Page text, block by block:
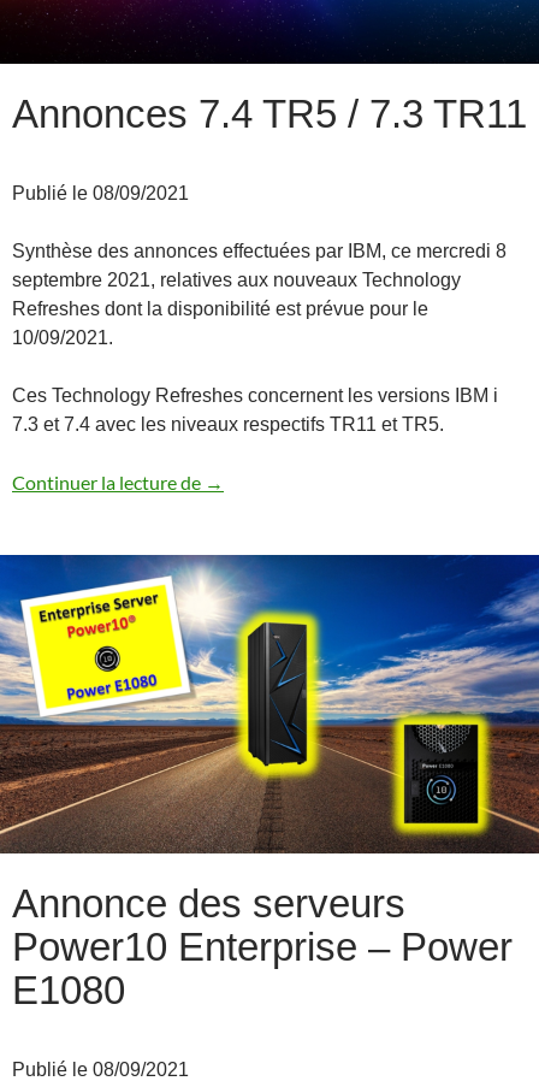
Annonces 7.4 TR5 / 7.3 TR11
Publié le 08/09/2021
Synthèse des annonces effectuées par IBM, ce mercredi 8
septembre 2021, relatives aux nouveaux Technology
Refreshes dont la disponibilité est prévue pour le
10/09/2021.
Ces Technology Refreshes concernent les versions IBM i
7.3 et 7.4 avec les niveaux respectifs TR11 et TR5.
Continuer la lecture de Annonces 7.4 TR5 / 7.3 TR11
→
Annonce des serveurs
Power10 Enterprise – Power
E1080
Publié le 08/09/2021